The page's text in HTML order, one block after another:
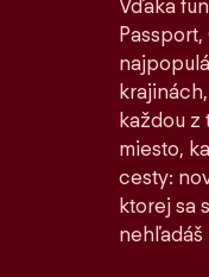
Vďaka
každou
miesto,
cesty:
ktorej sa
nehľadáš